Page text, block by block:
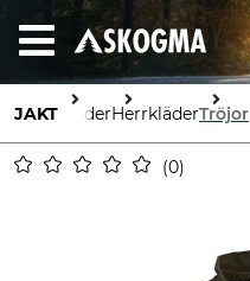
JAKT KläderHerrkläderTröjor
0